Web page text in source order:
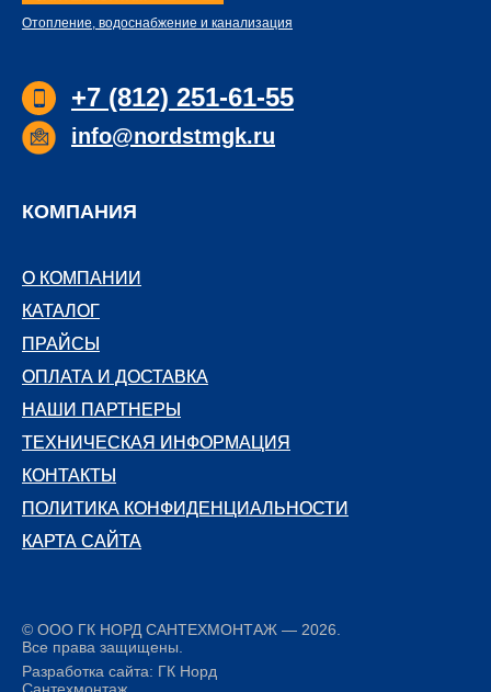
Отопление, водоснабжение и канализация
+7 (812) 251-61-55
info@nordstmgk.ru
© ООО ГК НОРД САНТЕХМОНТАЖ — 2026.
Все права защищены.
Разработка сайта: ГК Норд
О КОМПАНИИ
О КОМПАНИИ
КАТАЛОГ
КАТАЛОГ
ПРАЙСЫ
ПРАЙСЫ
ОПЛАТА И ДОСТАВКА
ОПЛАТА И ДОСТАВКА
КОМПАНИЯ
НАШИ ПАРТНЕРЫ
НАШИ ПАРТНЕРЫ
ТЕХНИЧЕСКАЯ ИНФОРМАЦИЯ
ТЕХНИЧЕСКАЯ ИНФОРМАЦИЯ
КОНТАКТЫ
КОНТАКТЫ
ПОЛИТИКА КОНФИДЕНЦИАЛЬНОСТИ
ПОЛИТИКА КОНФИДЕНЦИАЛЬНОСТИ
КАРТА САЙТА
КАРТА САЙТА